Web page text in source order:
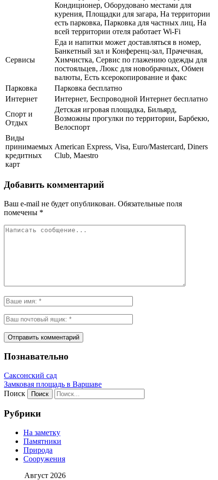
Кондиционер, Оборудовано местами для
курения, Площадки для загара, На территории
есть парковка, Парковка для частных лиц, На
всей территории отеля работает Wi-Fi
Сервисы
Еда и напитки может доставляться в номер,
Банкетный зал и Конференц-зал, Прачечная,
Химчистка, Сервис по глажению одежды для
постояльцев, Люкс для новобрачных, Обмен
валюты, Есть ксерокопирование и факс
Парковка
Парковка бесплатно
Интернет
Интернет, Беспроводной Интернет бесплатно
Спорт и
Отдых
Детская игровая площадка, Бильярд,
Возможны прогулки по территории, Барбекю,
Велоспорт
Виды
принимаемых
кредитных
карт
American Express, Visa, Euro/Mastercard, Diners
Club, Maestro
Добавить комментарий
Ваш e-mail не будет опубликован. Обязательные поля
помечены *
Познавательно
Саксонский сад
Замковая площадь в Варшаве
Поиск
Рубрики
На заметку
Памятники
Природа
Сооружения
Август 2026